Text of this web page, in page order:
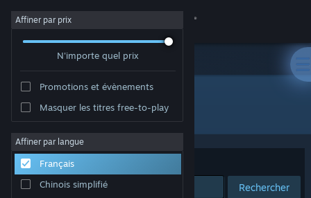
Se connecter
Magasin
À propos
Support
Affiner par prix
N'importe quel prix
Promotions et évènements
Masquer les titres free-to-play
Affiner par langue
Français
Chinois simplifié
Édition : Charlie's Games
Trier par Pertinence
Rechercher